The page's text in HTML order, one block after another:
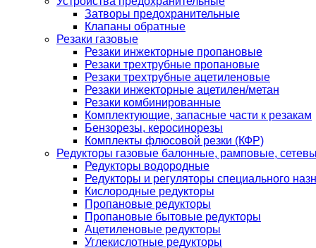
Затворы предохранительные
Клапаны обратные
Резаки газовые
Резаки инжекторные пропановые
Резаки трехтрубные пропановые
Резаки трехтрубные ацетиленовые
Резаки инжекторные ацетилен/метан
Резаки комбинированные
Комплектующие, запасные части к резакам
Бензорезы, керосинорезы
Комплекты флюсовой резки (КФР)
Редукторы газовые балонные, рамповые,
Редукторы водородные
Редукторы и регуляторы специального
Кислородные редукторы
Пропановые редукторы
Пропановые бытовые редукторы
Ацетиленовые редукторы
Углекислотные редукторы